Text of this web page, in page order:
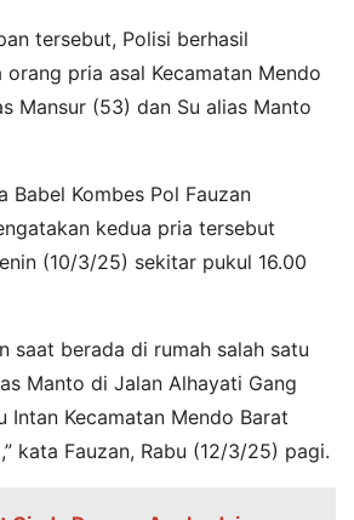
tersebut, Polisi berhasil
orang pria asal Kecamatan Mendo
Mansur (53) dan Su alias Manto
Babel Kombes Pol Fauzan
kedua pria tersebut
(10/3/25) sekitar pukul 16.00
saat berada di rumah salah satu
Manto di Jalan Alhayati Gang
Intan Kecamatan Mendo Barat
kata Fauzan, Rabu (12/3/25) pagi.